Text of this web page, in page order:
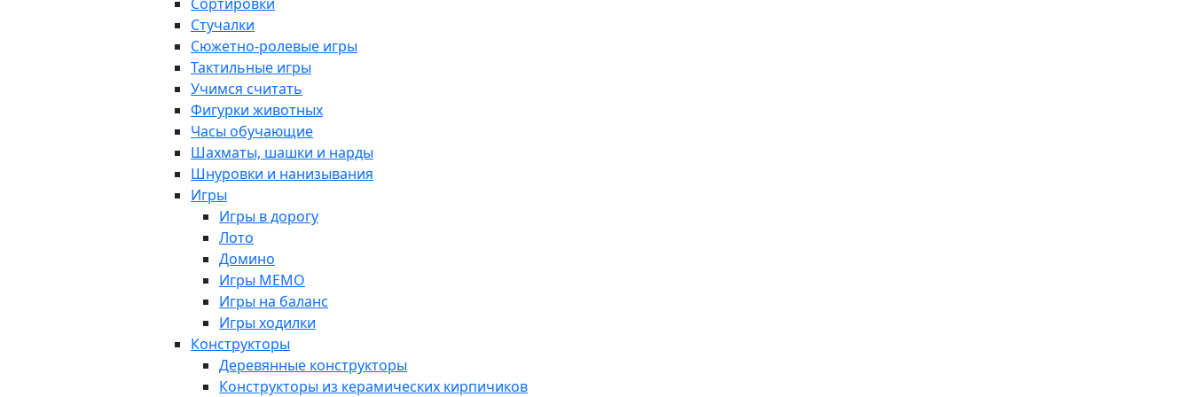
Стучалки
Сюжетно-ролевые игры
Тактильные игры
Учимся считать
Фигурки животных
Часы обучающие
Шахматы, шашки и нарды
Шнуровки и нанизывания
Игры
Игры в дорогу
Лото
Домино
Игры МЕМО
Игры на баланс
Игры ходилки
Конструкторы
Деревянные конструкторы
Конструкторы из керамических кирпичиков